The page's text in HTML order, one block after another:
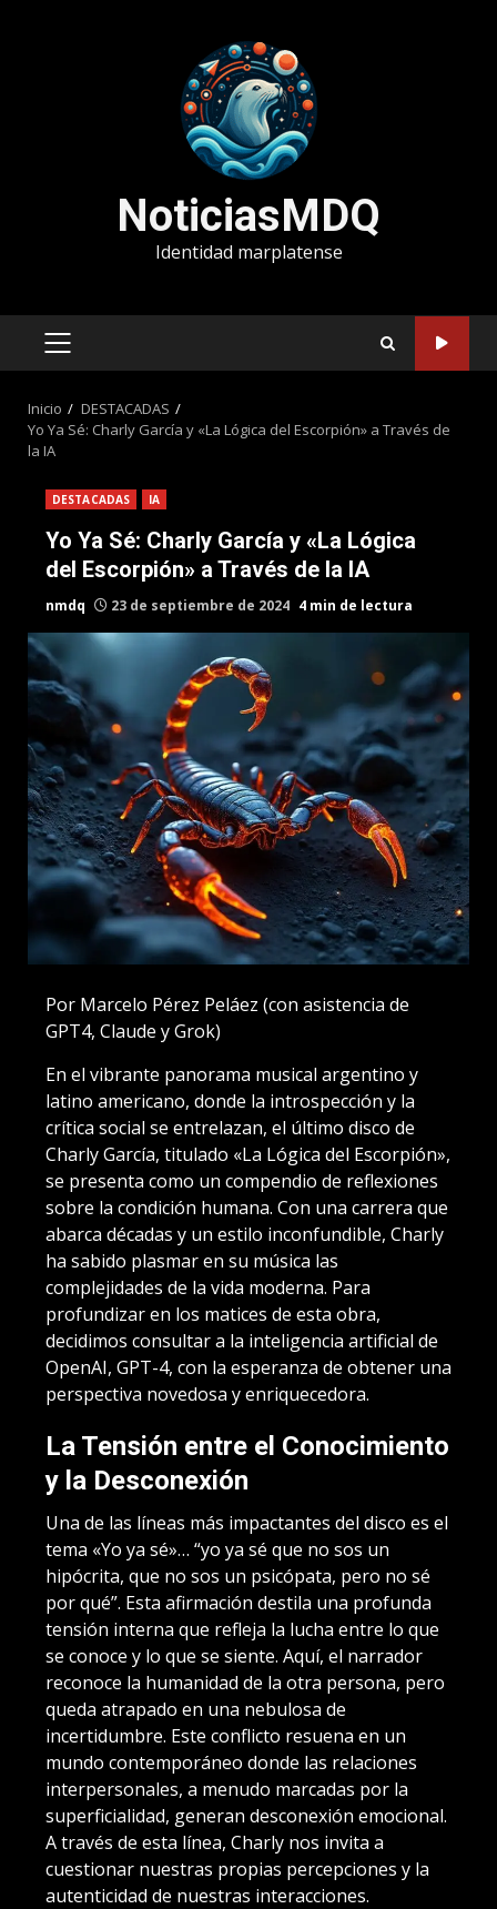
NoticiasMDQ
Identidad marplatense
MENÚ
Inicio
DESTACADAS
Yo Ya Sé: Charly García y «La Lógica del Escorpión» a Través de
la IA
DESTACADAS IA
Yo Ya Sé: Charly García y «La Lógica
del Escorpión» a Través de la IA
nmdq 23 de septiembre de 2024 4 min de lectura
Por Marcelo Pérez Peláez (con asistencia de
GPT4, Claude y Grok)
En el vibrante panorama musical argentino y
latino americano, donde la introspección y la
crítica social se entrelazan, el último disco de
Charly García, titulado «La Lógica del Escorpión»,
se presenta como un compendio de reflexiones
sobre la condición humana. Con una carrera que
abarca décadas y un estilo inconfundible, Charly
ha sabido plasmar en su música las
complejidades de la vida moderna. Para
profundizar en los matices de esta obra,
decidimos consultar a la inteligencia artificial de
OpenAI, GPT-4, con la esperanza de obtener una
perspectiva novedosa y enriquecedora.
La Tensión entre el Conocimiento
y la Desconexión
Una de las líneas más impactantes del disco es el
tema «Yo ya sé»… “yo ya sé que no sos un
hipócrita, que no sos un psicópata, pero no sé
por qué”. Esta afirmación destila una profunda
tensión interna que refleja la lucha entre lo que
se conoce y lo que se siente. Aquí, el narrador
reconoce la humanidad de la otra persona, pero
queda atrapado en una nebulosa de
incertidumbre. Este conflicto resuena en un
mundo contemporáneo donde las relaciones
interpersonales, a menudo marcadas por la
superficialidad, generan desconexión emocional.
A través de esta línea, Charly nos invita a
cuestionar nuestras propias percepciones y la
autenticidad de nuestras interacciones.